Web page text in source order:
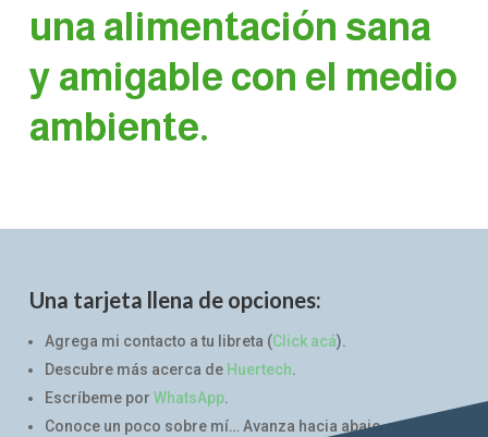
una alimentación sana
y amigable con el medio
ambiente.
Una tarjeta llena de opciones:
Agrega mi contacto a tu libreta (Click acá).
Descubre más acerca de Huertech.
Escríbeme por WhatsApp.
Conoce un poco sobre mí… Avanza hacia abajo.